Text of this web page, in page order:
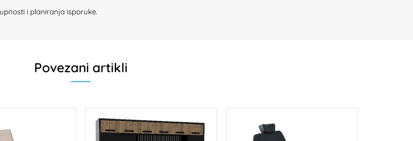
i planiranja isporuke.
Povezani artikli